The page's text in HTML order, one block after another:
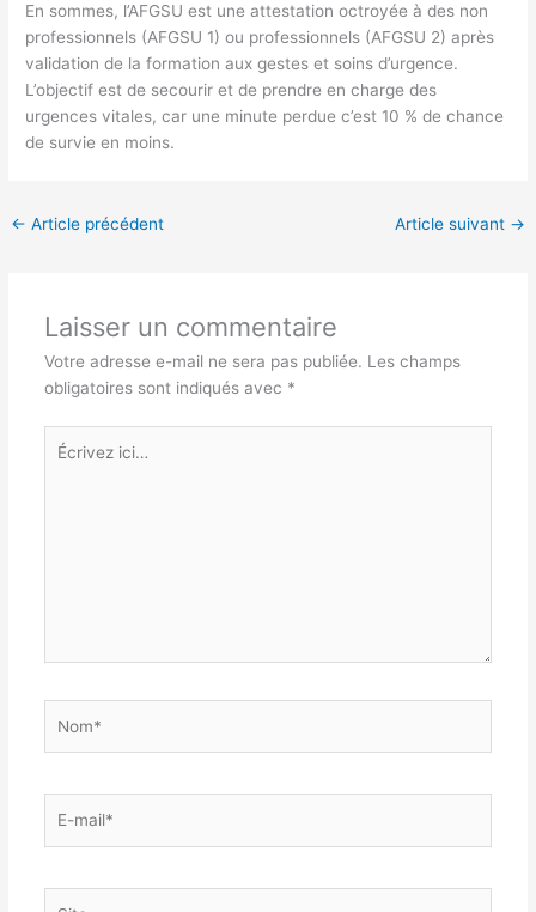
En sommes, l’AFGSU est une attestation octroyée à des non
professionnels (AFGSU 1) ou professionnels (AFGSU 2) après
validation de la formation aux gestes et soins d’urgence.
L’objectif est de secourir et de prendre en charge des
urgences vitales, car une minute perdue c’est 10 % de chance
de survie en moins.
← Article précédent Article suivant →
Laisser un commentaire
Votre adresse e-mail ne sera pas publiée. Les champs
obligatoires sont indiqués avec *
Écrivez
ici…
mail*